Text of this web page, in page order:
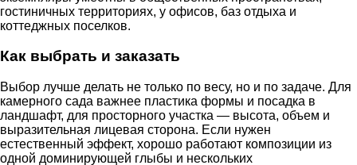
гостиничных территориях, у офисов, баз отдыха и
коттеджных поселков.
Как выбрать и заказать
Выбор лучше делать не только по весу, но и по задаче. Для
камерного сада важнее пластика формы и посадка в
ландшафт, для просторного участка — высота, объем и
выразительная лицевая сторона. Если нужен
естественный эффект, хорошо работают композиции из
одной доминирующей глыбы и нескольких